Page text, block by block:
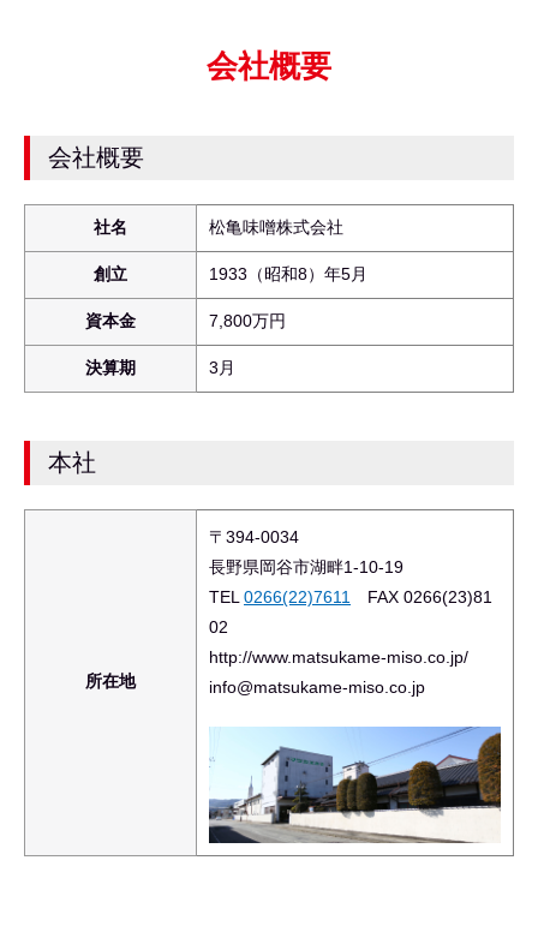
会社概要
会社概要
社名 松亀味噌株式会社
創立 1933（昭和8）年5月
資本金 7,800万円
決算期 3月
本社
所在地
〒394-0034
長野県岡谷市湖畔1-10-19
TEL 0266(22)7611
FAX 0266(23)81
02
http://www.matsukame-miso.co.jp/
info@matsukame-miso.co.jp